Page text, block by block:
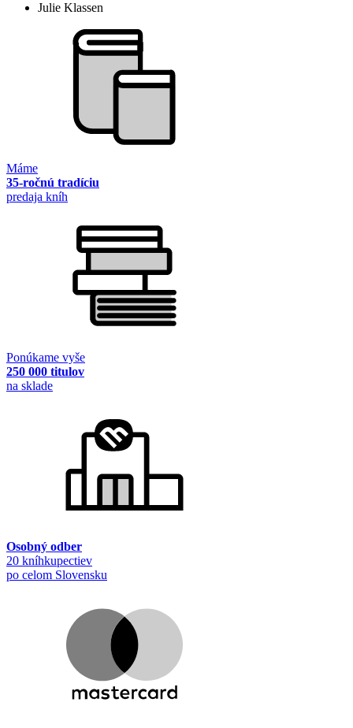
Julie Klassen
Máme
35-ročnú tradíciu
predaja kníh
Ponúkame vyše
250 000 titulov
na sklade
Osobný odber
20 kníhkupectiev
po celom Slovensku